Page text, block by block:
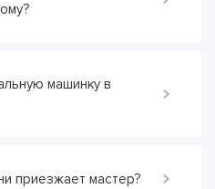
машинку в
приезжает мастер?